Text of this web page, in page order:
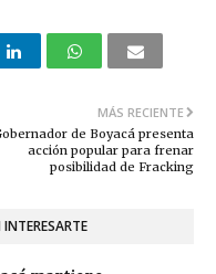
MÁS RECIENTE
de Boyacá presenta
acción popular para frenar
posibilidad de Fracking